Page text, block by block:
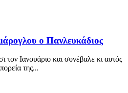
ο Πανλευκάδιος
Ιανουάριο και συνέβαλε κι αυτός
της...